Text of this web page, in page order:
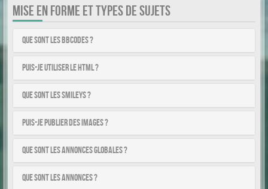
MISE EN FORME ET TYPES DE SUJETS
Que sont les BBCodes ?
Puis-je utiliser le HTML ?
Que sont les smileys ?
Puis-je publier des images ?
Que sont les annonces globales ?
Que sont les annonces ?